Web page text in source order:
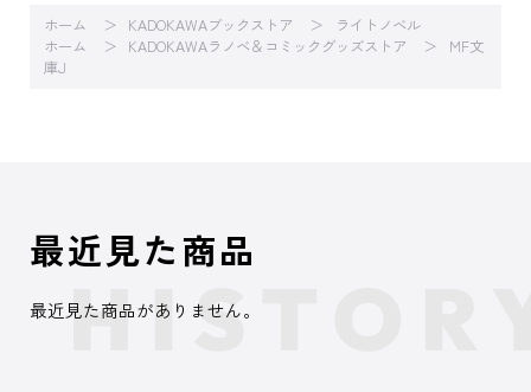
ホーム KADOKAWAブックストア
ライトノベル
ホーム
KADOKAWAラノベ＆コミックグッズストア
MF文
庫J
最近見た商品
最近見た商品がありません。